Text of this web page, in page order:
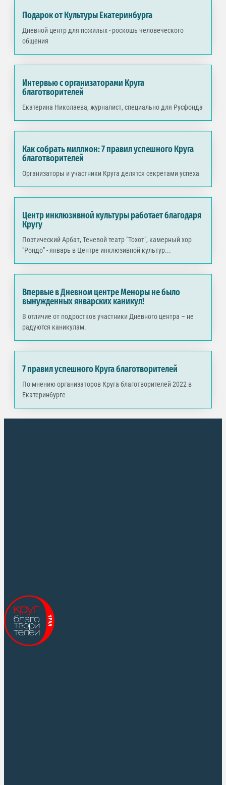
Подарок от Культуры Екатеринбурга
Дневной центр для пожилых - роскошь человеческого
общения
Интервью с организаторами Круга
благотворителей
Екатерина Николаева, журналист, специально для Русфонда
Как собрать миллион: 7 правил успешного Круга
благотворителей
Организаторы и участники Круга делятся секретами успеха
Центр инклюзивной культуры работает благодаря
Кругу
Поэтический Арбат, Теневой театр "Тохот", камерный хор
"Рондо" - январь в Центре инклюзивной культур...
Впервые в Дневном центре Меноры не было
вынужденных январских каникул!
В отличие от подростков участники Дневного центра – не
радуются каникулам.
7 правил успешного Круга благотворителей
По мнению организаторов Круга благотворителей 2022 в
Екатеринбурге